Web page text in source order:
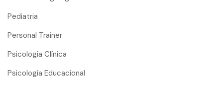
Pediatria
Personal Trainer
Psicologia Clínica
Psicologia Educacional